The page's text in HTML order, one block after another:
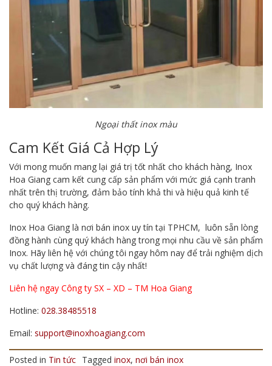
Ngoại thất inox màu
Cam Kết Giá Cả Hợp Lý
Với mong muốn mang lại giá trị tốt nhất cho khách hàng, Inox
Hoa Giang cam kết cung cấp sản phẩm với mức giá cạnh tranh
nhất trên thị trường, đảm bảo tính khả thi và hiệu quả kinh tế
cho quý khách hàng.
Inox Hoa Giang là nơi bán inox uy tín tại TPHCM, luôn sẵn lòng
đồng hành cùng quý khách hàng trong mọi nhu cầu về sản phẩm
Inox. Hãy liên hệ với chúng tôi ngay hôm nay để trải nghiệm dịch
vụ chất lượng và đáng tin cậy nhất!
Liên hệ ngay Công ty SX – XD – TM Hoa Giang
Hotline: 028.38485518
Email: support@inoxhoagiang.com
Posted in Tin tức Tagged inox, nơi bán inox